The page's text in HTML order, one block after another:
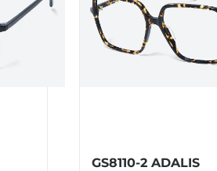
GS8110-2 ADALIS